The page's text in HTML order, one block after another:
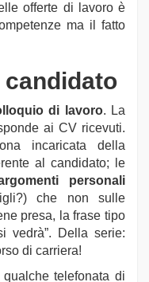
offerte di lavoro è
ma il fatto
candidato
di lavoro. La
ai CV ricevuti.
incaricata della
al candidato; le
personali
che non sulle
presa, la frase tipo
vedrà”. Della serie:
di carriera!
telefonata di